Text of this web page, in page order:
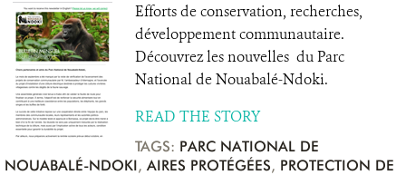
Efforts de conservation, recherches,
développement communautaire.
Découvrez les nouvelles du Parc
National de Nouabalé-Ndoki.
READ THE STORY
TAGS: PARC NATIONAL DE
NOUABALÉ-NDOKI, AIRES PROTÉGÉES, PROTECTION DE